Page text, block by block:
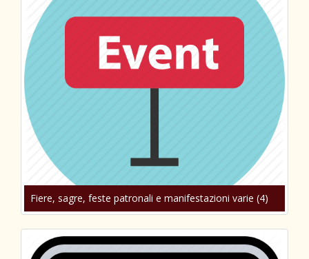
Fiere, sagre, feste patronali e manifestazioni varie (4)